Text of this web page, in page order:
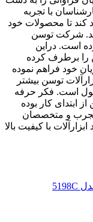
با تجربه
کند تا محصولات خود
شرکت توسن
است. دراین
را برطرف کرده
خود فراهم نموده
توسن بیشتر
است. فکر حرفه
ابتدای کار بوده
مجرب و متخصصان
با کیفیت بالا